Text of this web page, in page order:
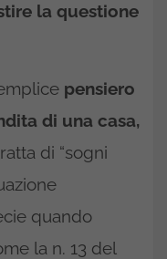
la questione
pensiero
di una casa,
di “sogni
quando
la n. 13 del